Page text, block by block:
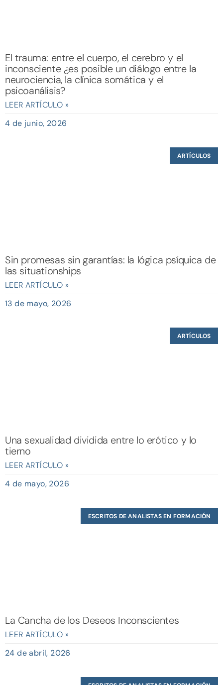
El trauma: entre el cuerpo, el cerebro y el
inconsciente ¿es posible un diálogo entre la
neurociencia, la clínica somática y el
psicoanálisis?
LEER ARTÍCULO »
4 de junio, 2026
ARTÍCULOS
Sin promesas sin garantías: la lógica psíquica de
las situationships
LEER ARTÍCULO »
13 de mayo, 2026
ARTÍCULOS
Una sexualidad dividida entre lo erótico y lo
tierno
LEER ARTÍCULO »
4 de mayo, 2026
ESCRITOS DE ANALISTAS EN FORMACIÓN
La Cancha de los Deseos Inconscientes
LEER ARTÍCULO »
24 de abril, 2026